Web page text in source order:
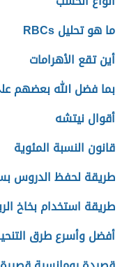
ما هو تحليل RBCs
أين تقع الأهرامات
بما فضل الله بعضهم
أقوال نيتشه
قانون النسبة المئوية
طريقة لحفظ الدروس
طريقة استخدام بخاخ
أفضل وأسرع طرق